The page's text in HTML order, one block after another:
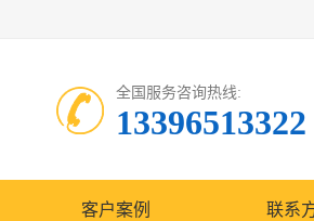
全国服务咨询热线:
13396513322
客户案例 联系